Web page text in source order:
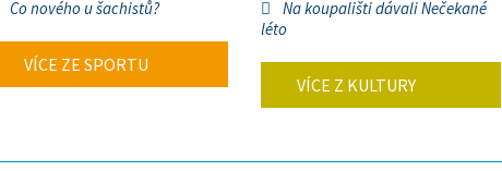
Co nového u šachistů?
VÍCE ZE SPORTU
Na koupališti dávali Nečekané
léto
VÍCE Z KULTURY